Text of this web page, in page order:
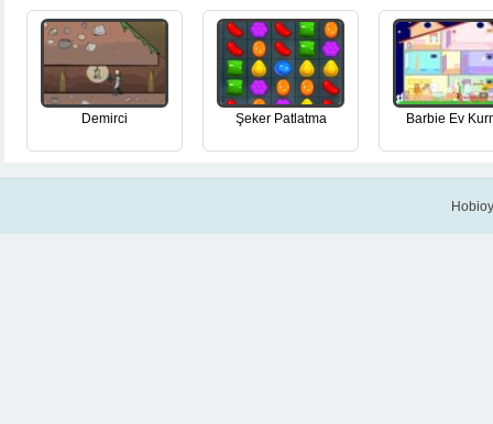
Demirci Şeker Patlatma Barbie Ev